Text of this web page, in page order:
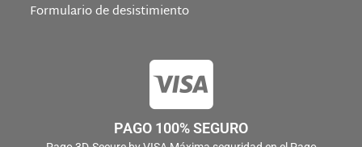
Formulario de desistimiento
PAGO 100% SEGURO